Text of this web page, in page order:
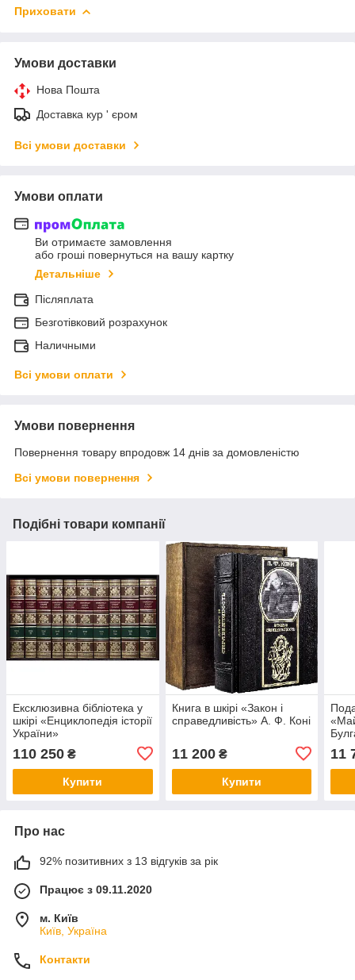
Приховати
Умови доставки
Нова Пошта
Доставка кур ' єром
Всі умови доставки
Умови оплати
Ви отримаєте замовлення
або гроші повернуться на вашу картку
Детальніше
Післяплата
Безготівковий розрахунок
Наличными
Всі умови оплати
Умови повернення
Повернення товару впродовж 14 днів за домовленістю
Всі умови повернення
Подібні товари компанії
Ексклюзивна бібліотека у
шкірі «Енциклопедія історії
України»
110 250 ₴
Купити
Книга в шкірі «Закон і
справедливість» А. Ф. Коні
11 200₴
Купити
11
Про нас
92% позитивних з 13 відгуків за рік
Працює з 09.11.2020
м. Київ
Київ, Україна
Контакти